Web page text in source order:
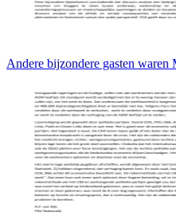
Andere bijzondere gasten waren